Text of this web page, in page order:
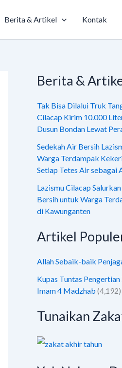
Berita & Artikel Kontak
Berita &
Tak Bisa Dilalui Truk
Cilacap Kirim 10.000
Dusun Bondan Lewat
Sedekah Air Bersih
Warga Terdampak
Setiap Tetes Air sebagai
Lazismu Cilacap
Bersih untuk Warga
di Kawunganten
Artikel
Allah Sebaik-baik
Kupas Tuntas
Imam 4 Madzhab (4,192)
Tunaikan